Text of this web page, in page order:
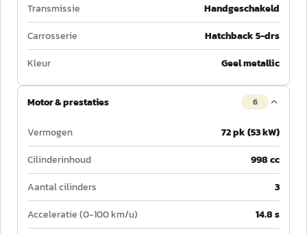
Transmissie
Handgeschakeld
Carrosserie
Hatchback 5-drs
Kleur
Geel metallic
Motor & prestaties 6
Vermogen
72 pk (53 kW)
Cilinderinhoud
998 cc
Aantal cilinders
3
Acceleratie (0-100 km/u)
14.8 s